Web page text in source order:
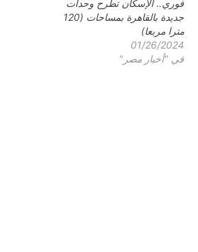
فوري.. الإسكان تطرح وحدات
جديدة بالقاهرة بمساحات (120
مترا مربعا)
01/26/2024
في "أخبار مصر"